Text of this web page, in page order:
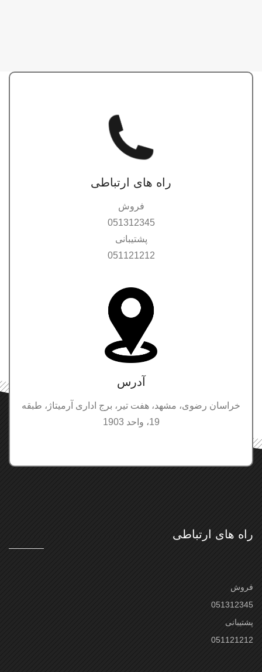
راه های ارتباطی
فروش
051312345
پشتیبانی
051121212
آدرس
خراسان رضوی، مشهد، هفت تیر، برج اداری آرمیتاژ، طبقه
19، واحد 1903
راه های ارتباطی
فروش
051312345
پشتیبانی
051121212